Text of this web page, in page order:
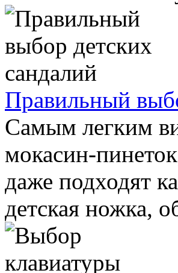
Правильный
Самым легким
мокасин-
даже подходят
детская ножка,